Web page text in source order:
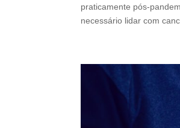
praticamente pós-
necessário lidar com